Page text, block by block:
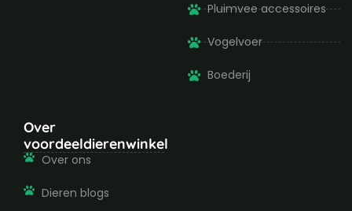
Pluimvee accessoires
Vogelvoer
Boederij
Over
voordeeldierenwinkel
Over ons
Dieren blogs